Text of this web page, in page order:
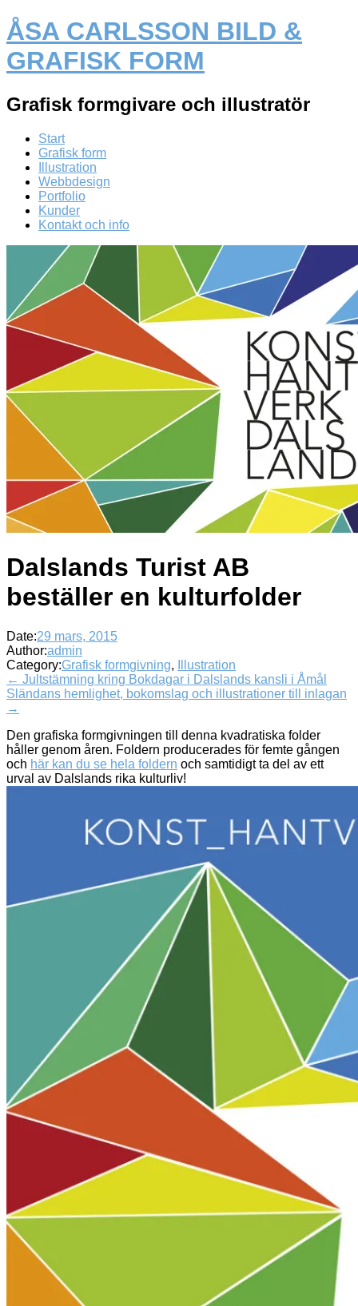
ÅSA CARLSSON BILD &
GRAFISK FORM
Grafisk formgivare och illustratör
Start
Grafisk form
Illustration
Webbdesign
Portfolio
Kunder
Kontakt och info
Dalslands Turist AB
beställer en kulturfolder
Date:29 mars, 2015
Author:admin
Category:Grafisk formgivning,
Illustration
← Jultstämning kring Bokdagar i Dalslands kansli i Åmål
Sländans hemlighet, bokomslag och illustrationer till inlagan
→
Den grafiska formgivningen till denna kvadratiska folder
håller genom åren. Foldern producerades för femte gången
och här kan du se hela foldern och samtidigt ta del av ett
urval av Dalslands rika kulturliv!